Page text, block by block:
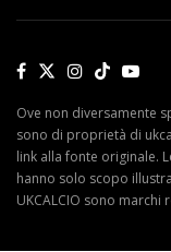
Ove non diversamente
sono di proprietà di
link alla fonte originale.
hanno solo scopo
UKCALCIO sono marchi